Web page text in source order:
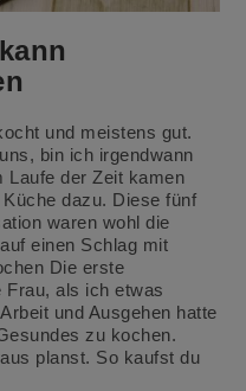
und meistens gut.
bin ich irgendwann
Laufe der Zeit kamen
dazu. Diese fünf
waren wohl die
einen Schlag mit
Die erste
Frau, als ich etwas
und Ausgehen hatte
zu kochen.
planst. So kaufst du